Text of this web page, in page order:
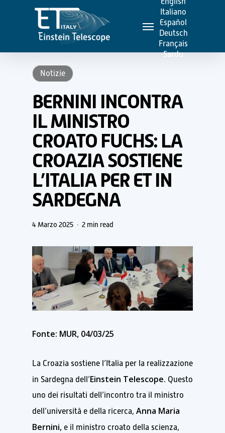
content
Menu
Italiano
Español
Deutsch
Français
Sardu
Notizie
BERNINI INCONTRA
IL MINISTRO
CROATO FUCHS: LA
CROAZIA SOSTIENE
L’ITALIA PER ET IN
SARDEGNA
4 Marzo 2025 2 min read
Fonte: MUR, 04/03/25
La Croazia sostiene l’Italia per la realizzazione
in Sardegna dell’Einstein Telescope. Questo
uno dei risultati dell’incontro tra il ministro
dell’università e della ricerca, Anna Maria
Bernini, e il ministro croato della scienza,